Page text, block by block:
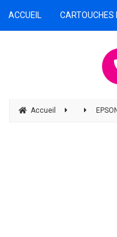
ACCUEIL CARTOUCHES
Accueil